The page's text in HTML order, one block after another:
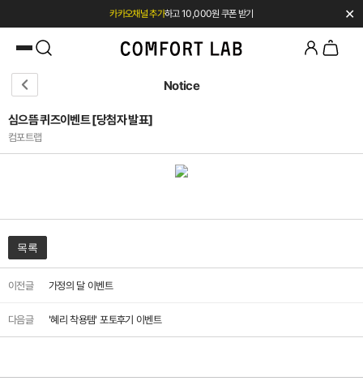
카카오채널 추가하고 10,000원 쿠폰 받기
첫 구매 전용 혜택 l 베스트셀러 50% OFF
✕
Notice
심으뜸 퀴즈이벤트 [당첨자 발표]
컴포트랩
목록
이전글 가정의 달 이벤트
다음글 '혜리 착용템' 포토후기 이벤트